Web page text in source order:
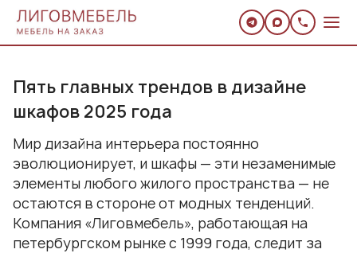
Пять главных трендов в дизайне
шкафов 2025 года
Мир дизайна интерьера постоянно
эволюционирует, и шкафы — эти незаменимые
элементы любого жилого пространства — не
остаются в стороне от модных тенденций.
Компания «Лиговмебель», работающая на
петербургском рынке с 1999 года, следит за